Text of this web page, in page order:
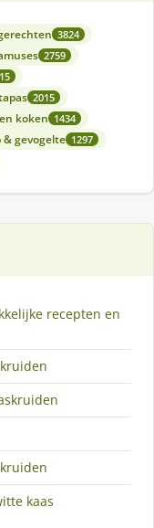
3824
2759
2015
koken 1434
& gevogelte 1297
recepten en
kaas